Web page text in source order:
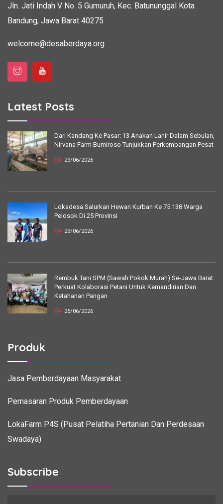
Jln. Jati Indah V No. 5 Gumuruh, Kec. Batununggal Kota
Bandung, Jawa Barat 40275
welcome@desaberdaya.org
Latest Posts
Dari Kandang Ke Pasar: 13 Anakan Lahir Dalam Sebulan,
Nirvana Farm Bumiroso Tunjukkan Perkembangan Pesat
29/06/2026
Lokadesa Salurkan Hewan Kurban Ke 75.138 Warga
Pelosok Di 25 Provinsi
29/06/2026
Rembuk Tani SPM (Sawah Pokok Murah) Se-Jawa Barat:
Perkuat Kolaborasi Petani Untuk Kemandirian Dan
Ketahanan Pangan
25/06/2026
Produk
Jasa Pemberdayaan Masyarakat
Pemasaran Produk Pemberdayaan
LokaFarm P4S (Pusat Pelatiha Pertanian Dan Perdesaan
Swadaya)
Subscribe